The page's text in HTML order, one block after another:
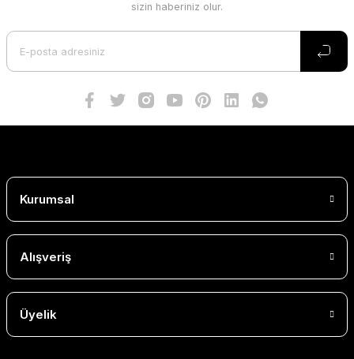
sizin haberiniz olur.
Kurumsal
Alışveriş
Üyelik